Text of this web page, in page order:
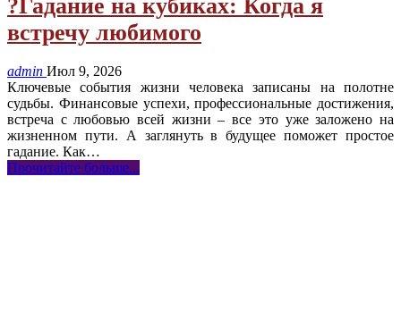
?Гадание на кубиках: Когда я
встречу любимого
admin Июл 9, 2026
Ключевые события жизни человека записаны на полотне
судьбы. Финансовые успехи, профессиональные достижения,
встреча с любовью всей жизни – все это уже заложено на
жизненном пути. А заглянуть в будущее поможет простое
гадание. Как…
Прочитайте больше...